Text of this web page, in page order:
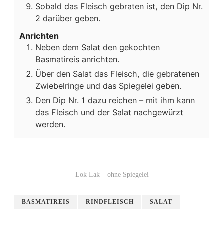
Sobald das Fleisch gebraten ist, den Dip Nr.
2 darüber geben.
Anrichten
Neben dem Salat den gekochten
Basmatireis anrichten.
Über den Salat das Fleisch, die gebratenen
Zwiebelringe und das Spiegelei geben.
Den Dip Nr. 1 dazu reichen – mit ihm kann
das Fleisch und der Salat nachgewürzt
werden.
Lok Lak – ohne Spiegelei
BASMATIREIS RINDFLEISCH SALAT